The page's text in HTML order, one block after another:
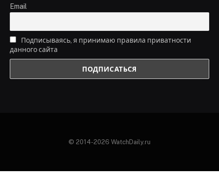
Email
Подписываясь, я принимаю правила приватности
данного сайта
© 2014-2026 WatchDaily.ru